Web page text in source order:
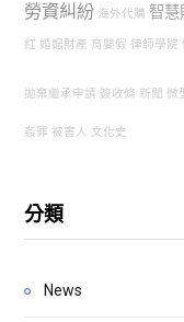
勞資糾紛 海外代購 智慧
紅 婚姻財產 育嬰假 律師學院
拋棄繼承申請 簽收條 新聞 微
姦罪 被害人 文化史
分類
News